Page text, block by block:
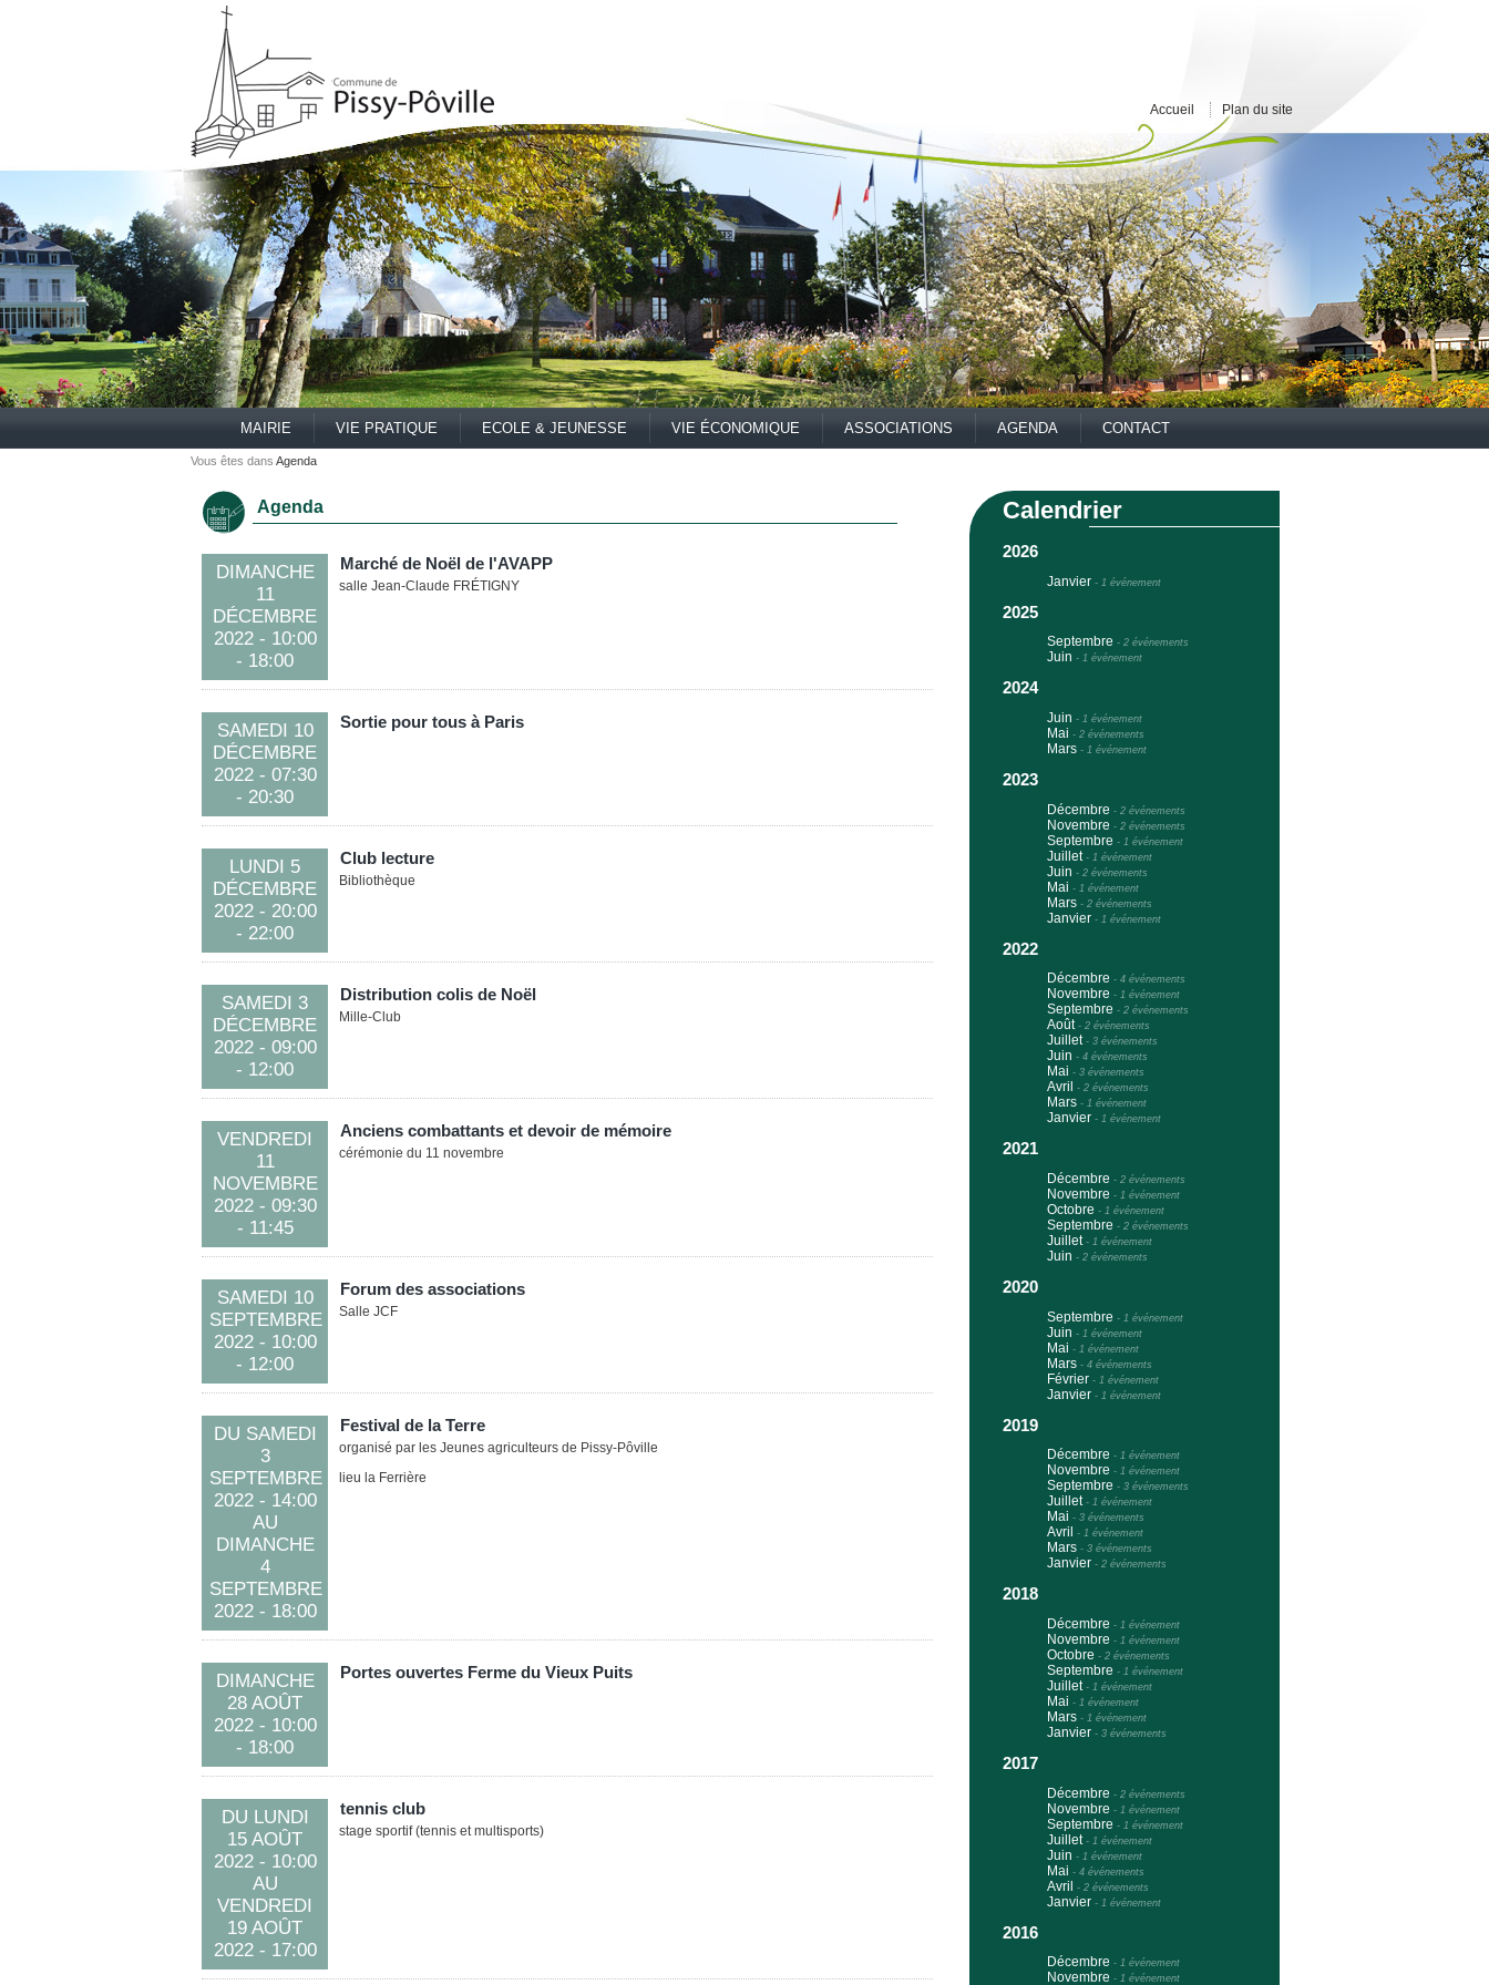
Accueil Plan du site
MAIRIE VIE PRATIQUE ECOLE & JEUNESSE VIE ÉCONOMIQUE ASSOCIATIONS AGENDA CONTACT
Vous êtes dans Agenda
Agenda
Marché de Noël de l'AVAPP
DIMANCHE
11
DÉCEMBRE
2022- 10:00
- 18:00
salle Jean-Claude FRÉTIGNY
Sortie pour tous à Paris
SAMEDI 10
DÉCEMBRE
2022- 07:30
- 20:30
Club lecture
LUNDI 5
DÉCEMBRE
2022- 20:00
- 22:00
Bibliothèque
Distribution colis de Noël
SAMEDI 3
DÉCEMBRE
2022- 09:00
- 12:00
Mille-Club
Anciens combattants et devoir de mémoire
VENDREDI
11
NOVEMBRE
2022- 09:30
- 11:45
cérémonie du 11 novembre
Forum des associations
SAMEDI 10
SEPTEMBRE
2022- 10:00
- 12:00
Salle JCF
Festival de la Terre
DU SAMEDI
3
SEPTEMBRE
2022- 14:00
AU
DIMANCHE
4
SEPTEMBRE
2022- 18:00
organisé par les Jeunes agriculteurs de Pissy-Pôville
lieu la Ferrière
Portes ouvertes Ferme du Vieux Puits
DIMANCHE
28 AOÛT
2022- 10:00
- 18:00
tennis club
DU LUNDI
15 AOÛT
2022- 10:00
AU
VENDREDI
19 AOÛT
2022- 17:00
stage sportif (tennis et multisports)
Calendrier
2026
Janvier - 1 événement
2025
Septembre - 2 événements
Juin - 1 événement
2024
Juin - 1 événement
Mai - 2 événements
Mars - 1 événement
2023
Décembre - 2 événements
Novembre - 2 événements
Septembre - 1 événement
Juillet - 1 événement
Juin - 2 événements
Mai - 1 événement
Mars - 2 événements
Janvier - 1 événement
2022
Décembre - 4 événements
Novembre - 1 événement
Septembre - 2 événements
Août - 2 événements
Juillet - 3 événements
Juin - 4 événements
Mai - 3 événements
Avril - 2 événements
Mars - 1 événement
Janvier - 1 événement
2021
Décembre - 2 événements
Novembre - 1 événement
Octobre - 1 événement
Septembre - 2 événements
Juillet - 1 événement
Juin - 2 événements
2020
Septembre - 1 événement
Juin - 1 événement
Mai - 1 événement
Mars - 4 événements
Février - 1 événement
Janvier - 1 événement
2019
Décembre - 1 événement
Novembre - 1 événement
Septembre - 3 événements
Juillet - 1 événement
Mai - 3 événements
Avril - 1 événement
Mars - 3 événements
Janvier - 2 événements
2018
Décembre - 1 événement
Novembre - 1 événement
Octobre - 2 événements
Septembre - 1 événement
Juillet - 1 événement
Mai - 1 événement
Mars - 1 événement
Janvier - 3 événements
2017
Décembre - 2 événements
Novembre - 1 événement
Septembre - 1 événement
Juillet - 1 événement
Juin - 1 événement
Mai - 4 événements
Avril - 2 événements
Janvier - 1 événement
2016
Décembre - 1 événement
Novembre - 1 événement